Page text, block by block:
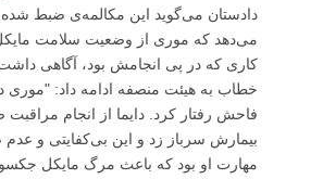
دادستان می‌گوید این مکالمه‌ی ضبط
می‌دهد که موری از وضعیت سلامت
کاری که در پی انجامش بود، آگاهی
خطاب به هیئت منصفه ادامه داد: "موری
فاحش رفتار کرد. دایما از انجام مراقبت
بیمارش سرباز زد و این بی‌کفایتی و
مهارت او بود که باعث مرگ مایکل